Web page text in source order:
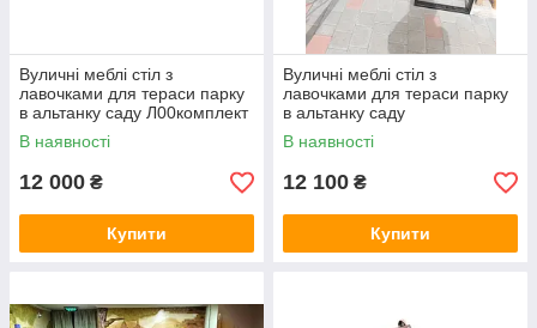
Вуличні меблі стіл з
лавочками для тераси парку
в альтанку саду Л00комплект
В наявності
12 000 ₴
Купити
Вуличні меблі стіл з
лавочками для тераси парку
в альтанку саду
В наявності
12 100 ₴
Купити